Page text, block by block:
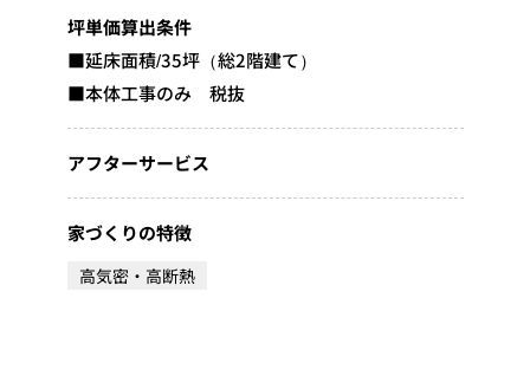
坪単価算出条件
■延床面積/35坪（総2階建て）
■本体工事のみ 税抜
アフターサービス
家づくりの特徴
高気密・高断熱